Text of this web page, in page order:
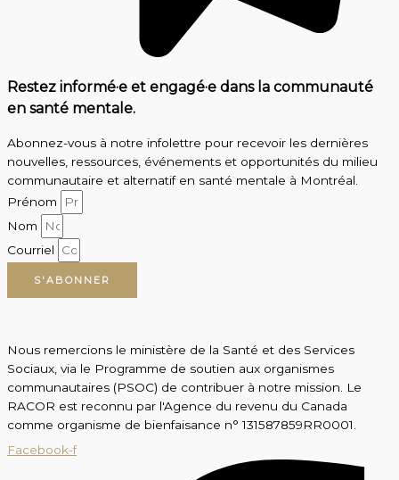
Restez informé·e et engagé·e dans la communauté
en santé mentale.
Abonnez-vous à notre infolettre pour recevoir les dernières
nouvelles, ressources, événements et opportunités du milieu
communautaire et alternatif en santé mentale à Montréal.
Prénom
Nom
Courriel
S'ABONNER
Nous remercions le ministère de la Santé et des Services
Sociaux, via le Programme de soutien aux organismes
communautaires (PSOC) de contribuer à notre mission. Le
RACOR est reconnu par l'Agence du revenu du Canada
comme organisme de bienfaisance n° 131587859RR0001.
Facebook-f